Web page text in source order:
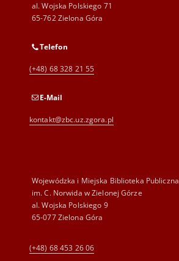
al. Wojska Polskiego 71
65-762 Zielona Góra
Telefon
(+48) 68 328 21 55
E-Mail
kontakt@zbc.uz.zgora.pl
Wojewódzka i Miejska Biblioteka Publiczna
im. C. Norwida w Zielonej Górze
al. Wojska Polskiego 9
65-077 Zielona Góra
(+48) 68 453 26 06